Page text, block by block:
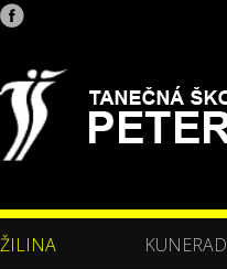
ŽILINA KUNERAD